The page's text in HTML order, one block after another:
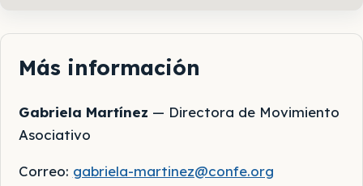
Más información
Gabriela Martínez — Directora de Movimiento
Asociativo
Correo: gabriela-martinez@confe.org